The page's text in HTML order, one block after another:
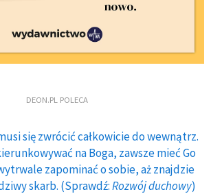
DEON.PL POLECA
się zwrócić całkowicie do wewnątrz.
na Boga, zawsze mieć Go
zapominać o sobie, aż znajdzie
skarb. (Sprawdź:Rozwój duchowy)